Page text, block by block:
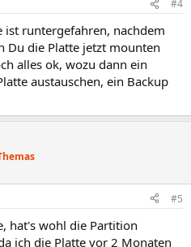
#4
ist runtergefahren, nachdem
Du die Platte jetzt mounten
alles ok, wozu dann ein
austauschen, ein Backup
#5
hat's wohl die Partition
ich die Platte vor 2 Monaten